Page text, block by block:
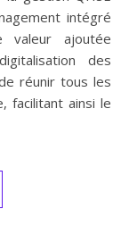
intégré
valeur ajoutée
des
réunir tous les
facilitant ainsi le